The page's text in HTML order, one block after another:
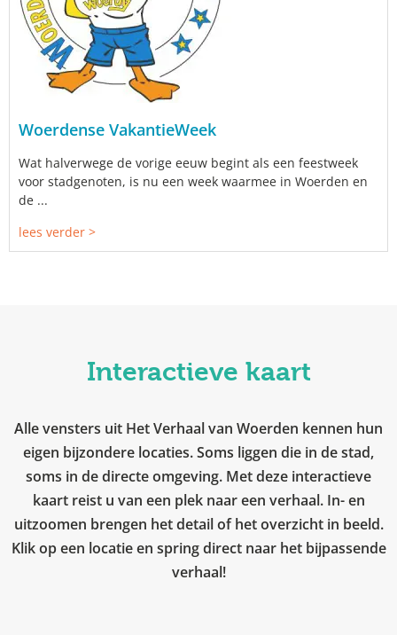
Woerdense VakantieWeek
Wat halverwege de vorige eeuw begint als een feestweek
voor stadgenoten, is nu een week waarmee in Woerden en
de ...
lees verder >
Interactieve kaart
Alle vensters uit Het Verhaal van Woerden kennen hun
eigen bijzondere locaties. Soms liggen die in de stad,
soms in de directe omgeving. Met deze interactieve
kaart reist u van een plek naar een verhaal. In- en
uitzoomen brengen het detail of het overzicht in beeld.
Klik op een locatie en spring direct naar het bijpassende
verhaal!